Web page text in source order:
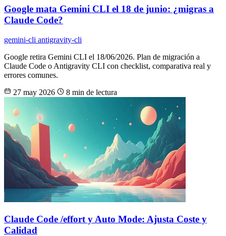
Google mata Gemini CLI el 18 de junio: ¿migras a
Claude Code?
gemini-cli antigravity-cli
Google retira Gemini CLI el 18/06/2026. Plan de migración a
Claude Code o Antigravity CLI con checklist, comparativa real y
errores comunes.
27 may 2026
8 min de lectura
Claude Code /effort y Auto Mode: Ajusta Coste y
Calidad